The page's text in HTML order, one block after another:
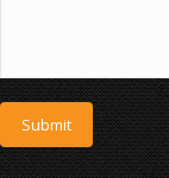
Submit